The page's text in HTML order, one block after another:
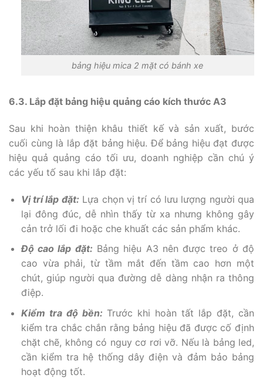
bảng hiệu mica 2 mặt có bánh xe
6.3. Lắp đặt bảng hiệu quảng cáo kích thước A3
Sau khi hoàn thiện khâu thiết kế và sản xuất, bước
cuối cùng là lắp đặt bảng hiệu. Để bảng hiệu đạt được
hiệu quả quảng cáo tối ưu, doanh nghiệp cần chú ý
các yếu tố sau khi lắp đặt:
Vị trí lắp đặt: Lựa chọn vị trí có lưu lượng người qua
lại đông đúc, dễ nhìn thấy từ xa nhưng không gây
cản trở lối đi hoặc che khuất các sản phẩm khác.
Độ cao lắp đặt: Bảng hiệu A3 nên được treo ở độ
cao vừa phải, từ tầm mắt đến tầm cao hơn một
chút, giúp người qua đường dễ dàng nhận ra thông
điệp.
Kiểm tra độ bền: Trước khi hoàn tất lắp đặt, cần
kiểm tra chắc chắn rằng bảng hiệu đã được cố định
chặt chẽ, không có nguy cơ rơi vỡ. Nếu là bảng led,
cần kiểm tra hệ thống dây điện và đảm bảo bảng
hoạt động tốt.